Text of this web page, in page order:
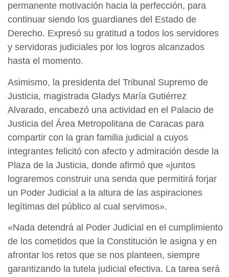
permanente motivación hacia la perfección, para
continuar siendo los guardianes del Estado de
Derecho. Expresó su gratitud a todos los servidores
y servidoras judiciales por los logros alcanzados
hasta el momento.
Asimismo, la presidenta del Tribunal Supremo de
Justicia, magistrada Gladys María Gutiérrez
Alvarado, encabezó una actividad en el Palacio de
Justicia del Área Metropolitana de Caracas para
compartir con la gran familia judicial a cuyos
integrantes felicitó con afecto y admiración desde la
Plaza de la Justicia, donde afirmó que «juntos
lograremos construir una senda que permitirá forjar
un Poder Judicial a la altura de las aspiraciones
legítimas del público al cual servimos».
«Nada detendrá al Poder Judicial en el cumplimiento
de los cometidos que la Constitución le asigna y en
afrontar los retos que se nos planteen, siempre
garantizando la tutela judicial efectiva. La tarea será